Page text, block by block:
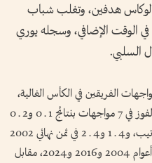
لوكاس هدفين، وتغلب شباب
الوقت الإضافي، وسجله يوري
السلبي.
الرقم 11 في تاريخ مواجهات الفريقين في الكأس الغالية،
والتي شهدت تفوقاً كبيراً لشباب الأهلي بالفوز في 7 مواجهات بنتائج 1 ـ 0 و2 ـ 0
في نصف النهائي عامي 1977 و1996 بالترتيب، و4 ـ 1 و4 ـ 2 في ثمن نهائي 2002
و2010، و3 ـ 2 و1 ـ 0 و4 ـ 3 في ربع نهائي أعوام 2004 و2016 و2024، مقابل